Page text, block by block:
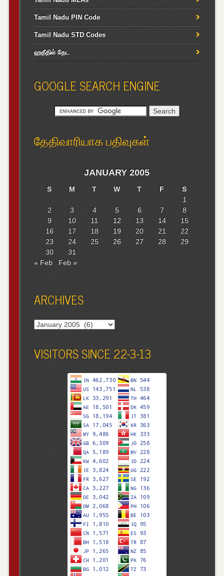
Tamil Nadu PIN Code
Tamil Nadu STD Codes
ஹதீதில் தேட
GOOGLE SEARCH ENGINE
தேதிவாரியாக பதிவுகள்
JANUARY 2005
S M T W T F
S
1
2
3 4 5 6 7
8
9
10 11 12 13 14
15
16
17 18 19 20 21
22
23
24 25 26 27 28
29
30
31
« Feb
Feb »
ARCHIVES
Archives
VISITORS SINCE 22-3-13